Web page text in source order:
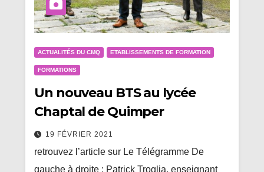
ACTUALITÉS DU CMQ ETABLISSEMENTS DE FORMATION
FORMATIONS
Un nouveau BTS au lycée
Chaptal de Quimper
19 FÉVRIER 2021
retrouvez l’article sur Le Télégramme De
gauche à droite : Patrick Troglia, enseignant